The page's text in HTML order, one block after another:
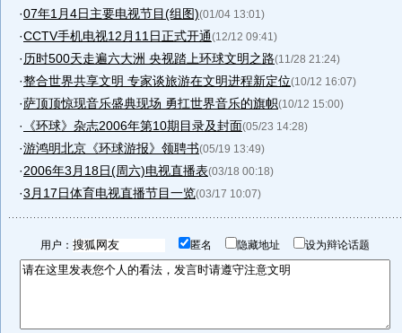
·07年1月4日主要电视节目(组图)(01/04 13:01)
·CCTV手机电视12月11日正式开通(12/12 09:41)
· 历时500天走遍六大洲 央视踏上环球文明之路(11/28 21:24)
·整合世界共享文明 专家谈旅游在文明进程新定位(10/12 16:07)
·萨顶顶惊现音乐盛典现场 勇扛世界音乐的旗帜(10/12 15:00)
· 《环球》杂志2006年第10期目录及封面(05/23 14:28)
·游鸿明北京《环球游报》领聘书(05/19 13:49)
·2006年3月18日(周六)电视直播表(03/18 00:18)
·3月17日体育电视直播节目一览(03/17 10:07)
用户： 匿名 隐藏地址 设为辩论话题